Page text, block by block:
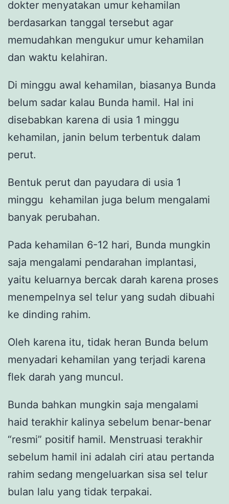
dokter menyatakan umur kehamilan
berdasarkan tanggal tersebut agar
memudahkan mengukur umur kehamilan
dan waktu kelahiran.
Di minggu awal kehamilan, biasanya Bunda
belum sadar kalau Bunda hamil. Hal ini
disebabkan karena di usia 1 minggu
kehamilan, janin belum terbentuk dalam
perut.
Bentuk perut dan payudara di usia 1
minggu kehamilan juga belum mengalami
banyak perubahan.
Pada kehamilan 6-12 hari, Bunda mungkin
saja mengalami pendarahan implantasi,
yaitu keluarnya bercak darah karena proses
menempelnya sel telur yang sudah dibuahi
ke dinding rahim.
Oleh karena itu, tidak heran Bunda belum
menyadari kehamilan yang terjadi karena
flek darah yang muncul.
Bunda bahkan mungkin saja mengalami
haid terakhir kalinya sebelum benar-benar
“resmi” positif hamil. Menstruasi terakhir
sebelum hamil ini adalah ciri atau pertanda
rahim sedang mengeluarkan sisa sel telur
bulan lalu yang tidak terpakai.